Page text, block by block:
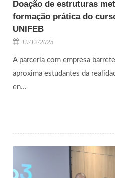
Doação de estruturas
formação prática do
UNIFEB
19/12/2025
A parceria com empresa
aproxima estudantes da
en...